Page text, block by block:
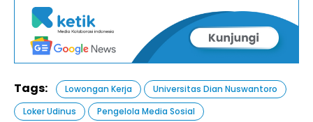
Tags: Lowongan Kerja
Universitas Dian Nuswantoro
Loker Udinus
Pengelola Media Sosial